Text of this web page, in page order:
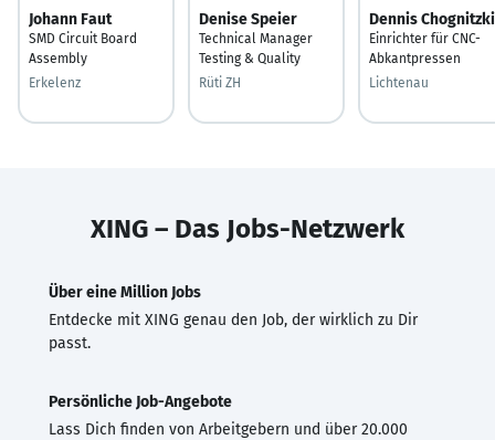
Johann Faut
SMD Circuit Board
Assembly
Erkelenz
Denise Speier
Technical Manager
Testing & Quality
Rüti ZH
Dennis Chognitzki
Einrichter für CNC-
Abkantpressen
Lichtenau
XING – Das Jobs-Netzwerk
Über eine Million Jobs
Entdecke mit XING genau den Job, der wirklich zu Dir
passt.
Persönliche Job-Angebote
Lass Dich finden von Arbeitgebern und über 20.000